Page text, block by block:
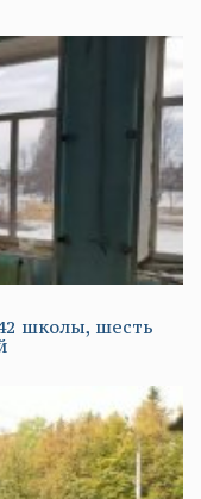
школы, шесть